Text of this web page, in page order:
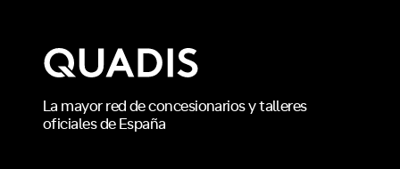
La mayor red de concesionarios y talleres
oficiales de España